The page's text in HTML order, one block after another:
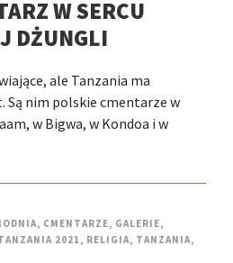
W SERCU
DŻUNGLI
ale Tanzania ma
Są nim polskie cmentarze w
w Bigwa, w Kondoa i w
, CMENTARZE, GALERIE,
2021 , RELIGIA, TANZANIA,